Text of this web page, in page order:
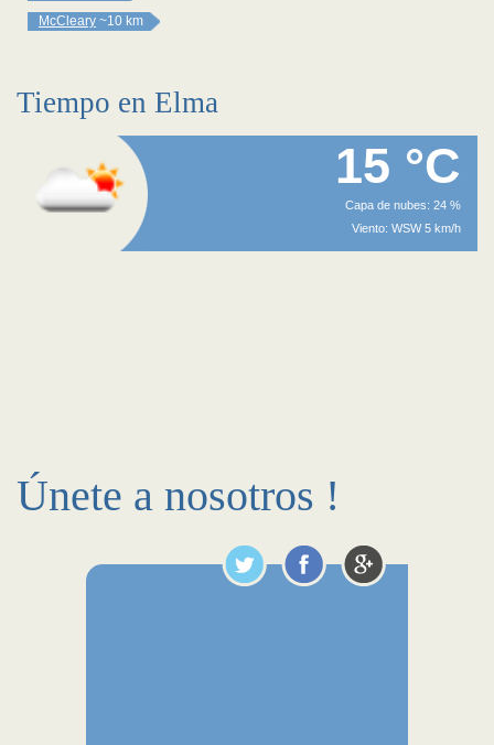
McCleary ~10 km
Tiempo en Elma
15 °C
Capa de nubes: 24 %
Viento: WSW 5 km/h
Únete a nosotros !